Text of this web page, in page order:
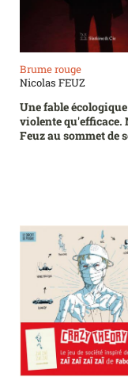
Brume rouge
Nicolas FEUZ
Une fable
violente qu'efficace.
Feuz au sommet de